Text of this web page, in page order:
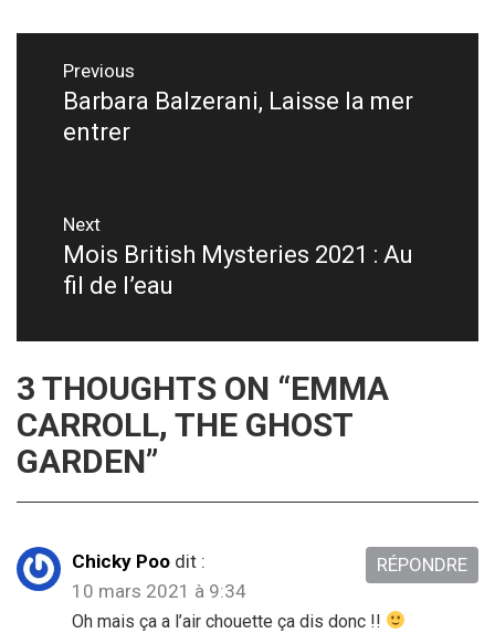
Navigation
l’article
Previous
Previous
post:
Barbara Balzerani, Laisse la mer
entrer
Next
Next
post:
Mois British Mysteries 2021 : Au
fil de l’eau
3 THOUGHTS ON “EMMA
CARROLL, THE GHOST
GARDEN”
Chicky Poo dit :
10 mars 2021 à 9:34
Oh mais ça a l’air chouette ça dis donc !!
RÉPONDRE